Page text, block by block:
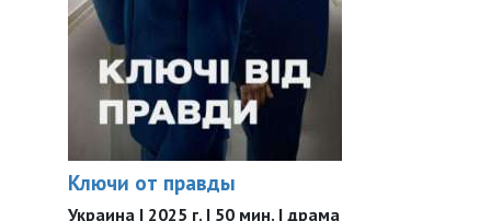
Ключи от правды
Украина | 2025 г. | 50 мин. | драма